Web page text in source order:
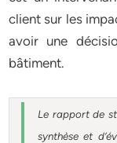
client sur les
avoir une
bâtiment.
Le rapport de
synthèse et